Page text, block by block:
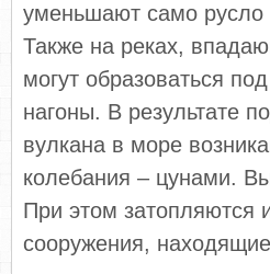
уменьшают само русло
Также на реках,
могут образоваться
нагоны. В результате
вулкана в море
колебания – цунами.
При этом затопляются
сооружения,